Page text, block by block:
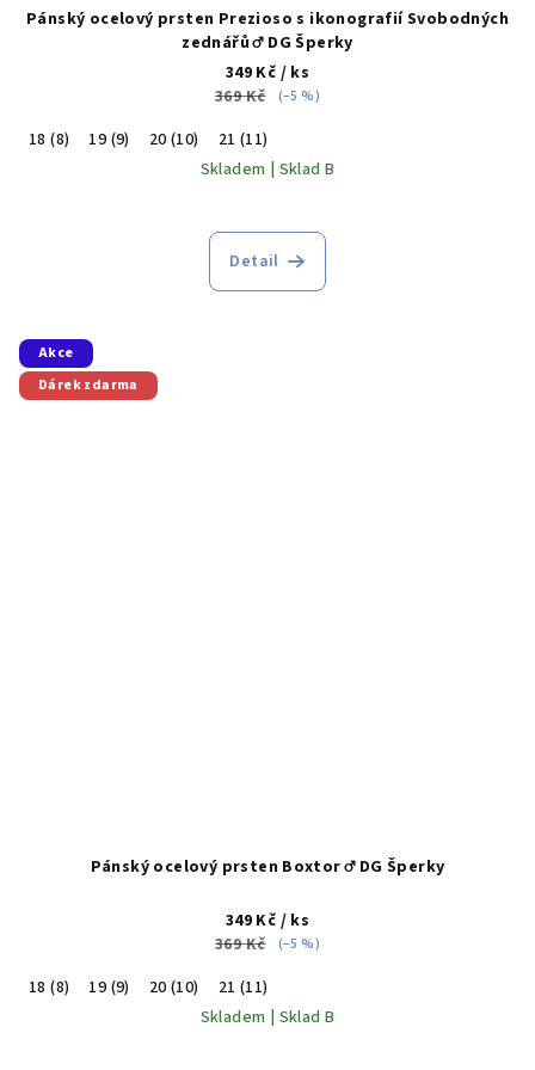
Pánský ocelový prsten Prezioso s ikonografií Svobodných
zednářů ♂️ DG Šperky
349 Kč / ks
369 Kč
(–5 %)
18 (8) 19 (9) 20 (10)
21 (11)
Skladem | Sklad B
Detail
Akce
Dárek zdarma
Pánský ocelový prsten Boxtor ♂️ DG Šperky
349 Kč / ks
369 Kč
(–5 %)
18 (8) 19 (9) 20 (10)
21 (11)
Skladem | Sklad B